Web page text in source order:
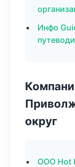
Инфо
округ
ООО Hot